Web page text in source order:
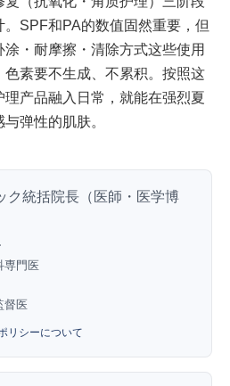
SPF和PA的数值固然重要，但
・耐摩擦・清除方式这些使用
素要不生成、不累积。按照这
产品融入日常，就能在强烈夏
弹性的肌肤。
ク統括院長（医師・医学博
専門医
督医
リシーについて